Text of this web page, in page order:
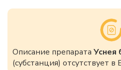
Описание препарата Уснея
(субстанция) отсутствует